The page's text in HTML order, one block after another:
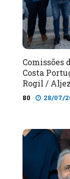
Comissões
Costa
Rogil /
80 28/07/